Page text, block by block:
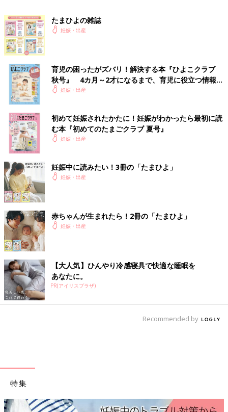
⇒たまひよ＜妊娠・出産＞ 最新情報はこちら
たまひよの雑誌
妊娠・出産
育児の困ったがズバリ！解決する本『ひよこクラブ
秋号』 4カ月～2才になるまで、育児に役立つ情報が
いっぱい！
妊娠・出産
初めて妊娠されたかたに！妊娠がわかったら最初に読
む本『初めてのたまごクラブ 夏号』
妊娠・出産
妊娠中に読みたい！3冊の「たまひよ」
妊娠・出産
赤ちゃんが生まれたら！2冊の「たまひよ」
妊娠・出産
【大人気】ひんやり冷感寝具で快適な睡眠を
あなたに。
PR(アイリスプラザ)
Recommended by
特集